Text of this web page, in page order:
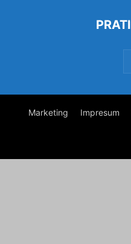
Marketing Impresum